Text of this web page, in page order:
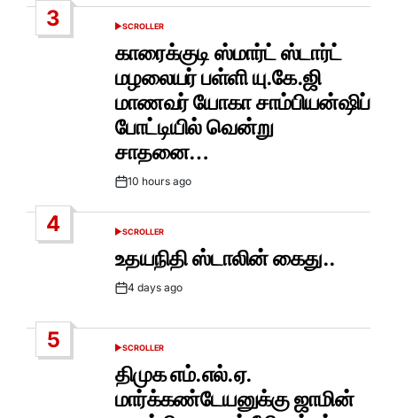
3
POSTED
SCROLLER
காரைக்குடி ஸ்மார்ட் ஸ்டார்ட்
மழலையர் பள்ளி யு.கே.ஜி
மாணவர் யோகா சாம்பியன்ஷிப்
போட்டியில் வென்று
சாதனை…
Post10 hours ago
4
POSTED
SCROLLER
உதயநிதி ஸ்டாலின் கைது..
Post4 days ago
5
POSTED
SCROLLER
திமுக எம்.எல்.ஏ.
மார்க்கண்டேயனுக்கு ஜாமின்